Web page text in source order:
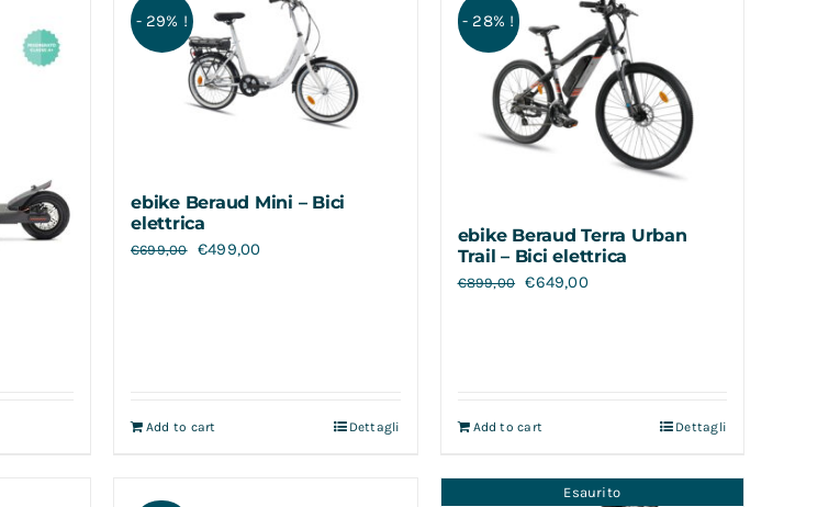
- 29% !
ebike Beraud Mini – Bici
elettrica
€699,00 €499,00
Add to cart Dettagli
- 28% !
ebike Beraud Terra Urban
Trail – Bici elettrica
€899,00 €649,00
Add to cart Dettagli
Esaurito